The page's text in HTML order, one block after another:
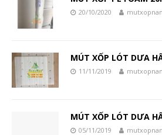
20/10/2020
MÚT XỐP LÓT DƯA
11/11/2019
MÚT XỐP LÓT DƯA
05/11/2019